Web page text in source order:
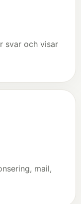
svar och visar
mail,